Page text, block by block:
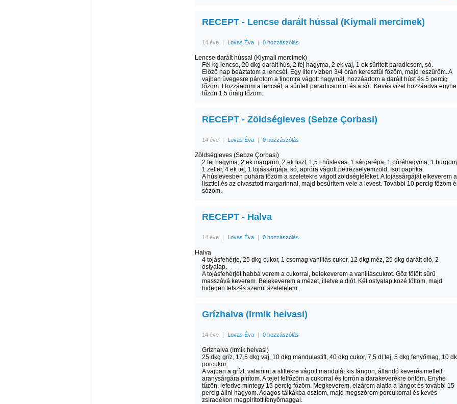
RECEPT - Lencse darált hússal (Kiymali mercimek)
14 éve | Lovas Éva | 0 hozzászólás
Lencse darált hússal (Kiymali mercimek)
Fél kg lencse, 20 dkg darált hús, 2 fej hagyma, 2 ek vaj, 1 ek sűrített paradicsom, só.
Előző nap beáztatom a lencsét. Egy liter vízben 3/4 órán keresztül főzöm, majd leszűröm. A
vajban üvegesre párolom a finomra vágott hagymát, hozzáadom a darált húst és 5 percig
főzöm. Hozzáadom a lencsét, a sűrített paradicsomot és a sót. Kevés vizet hozzáadva enyhe
tűzön 1,5 óráig főzöm.
RECEPT - Zöldségleves (Sebze Çorbasi)
14 éve | Lovas Éva | 0 hozzászólás
Zöldségleves (Sebze Çorbasi)
2 fej hagyma, 2 ek margarin, 2 ek liszt, 1,5 l húsleves, 1 sárgarépa, 1 póréhagyma, 1
1 zeller, 4 ek tej, 1 tojássárgája, só, apróra vágott petrezselyemzöld, Isot paprika.
A húslevesben puhára főzöm a szeletekre vágott zöldségféléket. A tojássárgáját elkeverem a
liszttel és az olvasztott margarinnal, majd besűrítem vele a levest. További 10 percig főzöm
sózom.
RECEPT - Halva
14 éve | Lovas Éva | 0 hozzászólás
Halva
4 tojásfehérje, 25 dkg cukor, 1 csomag vaniliás cukor, 12 dkg méz, 25 dkg darált dió, 2
ostyalap.
A tojásfehérjét habbá verem a cukorral, belekeverem a vaniliáscukrot. Gőz fölött sűrű
masszává keverem. Belekeverem a mézet, illetve a diót. Két ostyalap közé töltöm, majd
hidegen tetszés szerint szeletelem.
Grízhalva (Irmik helvasi)
14 éve | Lovas Éva | 0 hozzászólás
Grízhalva (Irmik helvasi)
25 dkg gríz, 17,5 dkg vaj, 10 dkg mandulastift, 40 dkg cukor, 7,5 dl tej, 5 dkg fenyőmag, 10
porcukor.
A vajban a grízt, valamint a stiftekre vágott mandulát kis lángon, állandó keverés mellett
aranysárgára pirítom. A tejet felfőzöm a cukorral és forrón a darakeverékre öntöm. Enyhe
tűzön, lefedve mintegy 15 percig főzöm. Megkeverem, elzárom alatta a lángot és további 15
percig állni hagyom. Adagos tálkákba osztom, majd megszórom porcukorral és kevés
zsíradékon megpirított fenyőmaggal.